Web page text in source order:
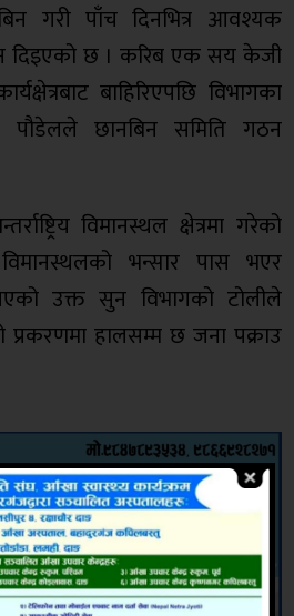
गरी पाँच दिनभित्र आवश्यक
दिइएको छ । करिब एक सय केजी
बाहिरिएपछि विभागका
पौडेलले छानबिन समिति गठन
विमानस्थल क्षेत्रमा गरेको
भन्सार पास भएर
उक्त सुन विभागको टोलीले
प्रकरणमा हालसम्म छ जना पक्राउ